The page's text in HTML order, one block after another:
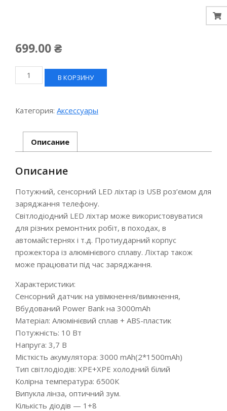
699.00₴
Количество
товара
мультифункціональний
Bank
В КОРЗИНУ
Категория: Аксессуары
Описание
Описание
Потужний, сенсорний LED ліхтар із USB роз’ємом для
заряджання телефону.
Світлодіодний LED ліхтар може використовуватися
для різних ремонтних робіт, в походах, в
автомайстернях і т.д. Протиударний корпус
прожектора із алюмінієвого сплаву. Ліхтар також
може працювати під час заряджання.
Характеристики:
Сенсорний датчик на увімкнення/вимкнення,
Вбудований Power Bank на 3000mAh
Матеріал: Алюмінієвий сплав + ABS-пластик
Потужність: 10 Вт
Напруга: 3,7 В
Місткість акумулятора: 3000 mAh(2*1500mAh)
Тип світлодіодів: XPE+XPE холодний білий
Колірна температура: 6500К
Випукла лінза, оптичний зум.
Кількість діодів — 1+8